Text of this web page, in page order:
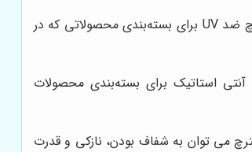
این نوع نایلون استرچ حاوی مواد افزودنی است که از آن در برابر اشعه ماوراء بنفش خورشید محافظت می‌کند. نایلون استرچ ضد UV برای بسته‌بندی محصولاتی که در
استاتیک برای بسته‌بندی محصولات
می توان به شفاف بودن، نازکی و قدرت